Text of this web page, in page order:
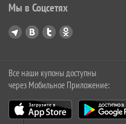
Мы в Соцсетях
Все наши купоны доступны
через Мобильное Приложение: